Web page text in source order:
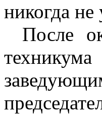
никогда не
После